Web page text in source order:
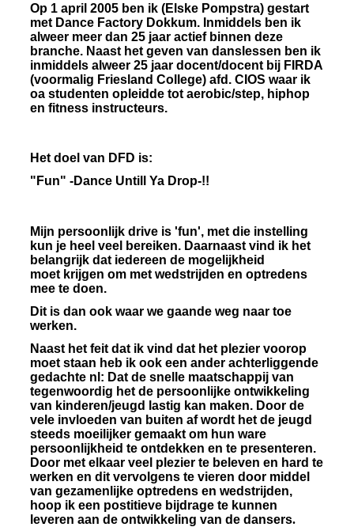
Op 1 april 2005 ben ik (Elske Pompstra) gestart
met Dance Factory Dokkum. Inmiddels ben ik
alweer meer dan 25 jaar actief binnen deze
branche. Naast het geven van danslessen ben ik
inmiddels alweer 25 jaar docent/docent bij FIRDA
(voormalig Friesland College) afd. CIOS waar ik
oa studenten opleidde tot aerobic/step, hiphop
en fitness instructeurs.
Het doel van DFD is:
"Fun" -Dance Untill Ya Drop-!!
Mijn persoonlijk drive is 'fun', met die instelling
kun je heel veel bereiken. Daarnaast vind ik het
belangrijk dat iedereen de mogelijkheid
moet krijgen om met wedstrijden en optredens
mee te doen.
Dit is dan ook waar we gaande weg naar toe
werken.
Naast het feit dat ik vind dat het plezier voorop
moet staan heb ik ook een ander achterliggende
gedachte nl: Dat de snelle maatschappij van
tegenwoordig het de persoonlijke ontwikkeling
van kinderen/jeugd lastig kan maken. Door de
vele invloeden van buiten af wordt het de jeugd
steeds moeilijker gemaakt om hun ware
persoonlijkheid te ontdekken en te presenteren.
Door met elkaar veel plezier te beleven en hard te
werken en dit vervolgens te vieren door middel
van gezamenlijke optredens en wedstrijden,
hoop ik een postitieve bijdrage te kunnen
leveren aan de ontwikkeling van de dansers.